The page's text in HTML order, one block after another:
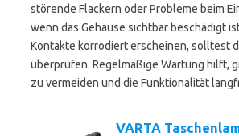
störende Flackern oder Probleme beim
wenn das Gehäuse sichtbar beschädigt
Kontakte korrodiert erscheinen, solltest
überprüfen. Regelmäßige Wartung hilft,
zu vermeiden und die Funktionalität
VARTA